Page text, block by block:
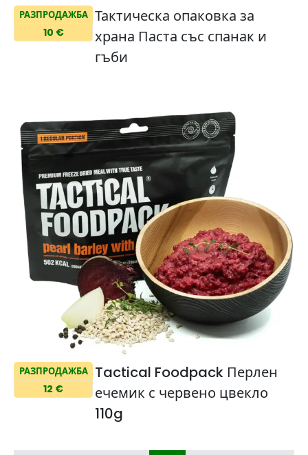
РАЗПРОДАЖБА
10 €
Тактическа опаковка за
храна Паста със спанак и
гъби
РАЗПРОДАЖБА
12 €
Tactical Foodpack Перлен
ечемик с червено цвекло
110g